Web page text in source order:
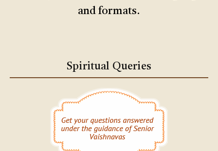
and formats.
Spiritual Queries